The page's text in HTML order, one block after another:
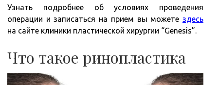
Узнать подробнее об условиях проведения
операции и записаться на прием вы можете здесь
на сайте клиники пластической хирургии “Genesis”.
Что такое ринопластика